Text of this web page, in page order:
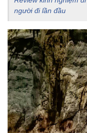
người đi lần đầu